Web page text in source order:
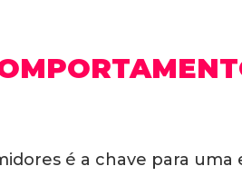
é a chave para